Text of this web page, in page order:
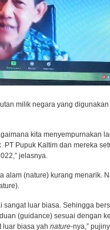
milik negara yang
kita menyempurnakan
Pupuk Kaltim dan mereka
jelasnya.
alam (nature) kurang menarik.
sangat luar biasa. Sehingga
(guidance) sesuai dengan
luar biasa yah nature-nya,”